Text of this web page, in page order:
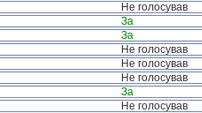
Не голосував
За
За
Не голосував
Не голосував
Не голосував
За
Не голосував